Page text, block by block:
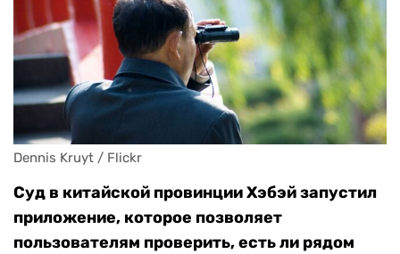
Dennis Kruyt / Flickr
Суд в китайской провинции Хэбэй запустил
приложение, которое позволяет
пользователям проверить, есть ли рядом